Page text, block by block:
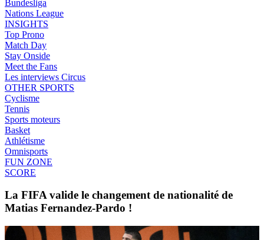
Bundesliga
Nations League
INSIGHTS
Top Prono
Match Day
Stay Onside
Meet the Fans
Les interviews Circus
OTHER SPORTS
Cyclisme
Tennis
Sports moteurs
Basket
Athlétisme
Omnisports
FUN ZONE
SCORE
La FIFA valide le changement de nationalité de
Matias Fernandez-Pardo !